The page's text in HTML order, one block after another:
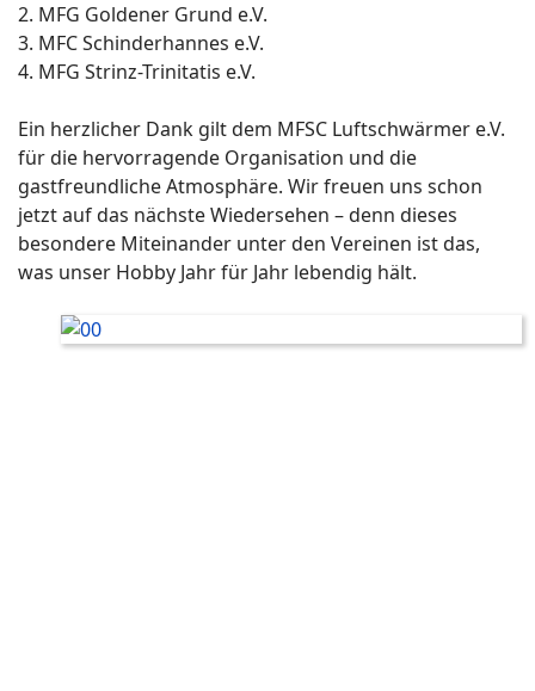
2. MFG Goldener Grund e.V.
3. MFC Schinderhannes e.V.
4. MFG Strinz-Trinitatis e.V.
Ein herzlicher Dank gilt dem MFSC Luftschwärmer e.V.
für die hervorragende Organisation und die
gastfreundliche Atmosphäre. Wir freuen uns schon
jetzt auf das nächste Wiedersehen – denn dieses
besondere Miteinander unter den Vereinen ist das,
was unser Hobby Jahr für Jahr lebendig hält.